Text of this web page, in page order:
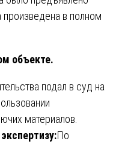
произведена в полном
объекте.
подал в суд на
материалов.
По